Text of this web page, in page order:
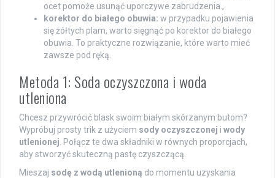
ocet pomoże usunąć uporczywe zabrudzenia.,
korektor do białego obuwia: w przypadku pojawienia
się żółtych plam, warto sięgnąć po korektor do białego
obuwia. To praktyczne rozwiązanie, które warto mieć
zawsze pod ręką.
Metoda 1: Soda oczyszczona i woda
utleniona
Chcesz przywrócić blask swoim białym skórzanym butom?
Wypróbuj prosty trik z użyciem sody oczyszczonej i wody
utlenionej . Połącz te dwa składniki w równych proporcjach,
aby stworzyć skuteczną pastę czyszczącą.
Mieszaj sodę z wodą utlenioną do momentu uzyskania